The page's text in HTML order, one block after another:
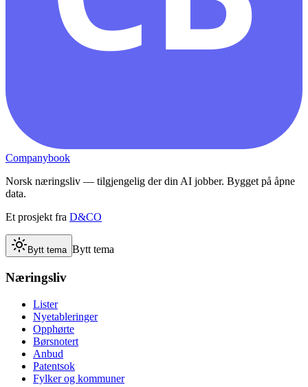
Companybook
Norsk næringsliv — tilgjengelig der din AI jobber. Bygget på åpne
data.
Et prosjekt fra D&CO
Bytt tema Bytt tema
Næringsliv
Lister
Nyetableringer
Opphørte
Børsnotert
Anbud
Patentsok
Fylker og kommuner